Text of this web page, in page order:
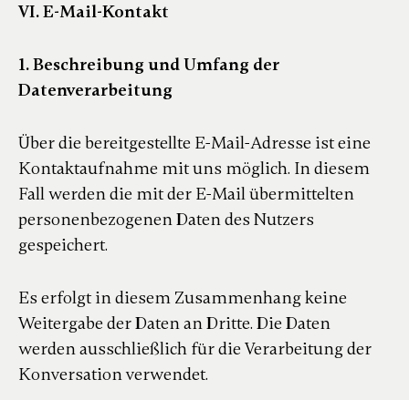
VI. E-Mail-Kontakt
1. Beschreibung und Umfang der
Datenverarbeitung
Über die bereitgestellte E-Mail-Adresse ist eine
Kontaktaufnahme mit uns möglich. In diesem
Fall werden die mit der E-Mail übermittelten
personenbezogenen Daten des Nutzers
gespeichert.
Es erfolgt in diesem Zusammenhang keine
Weitergabe der Daten an Dritte. Die Daten
werden ausschließlich für die Verarbeitung der
Konversation verwendet.